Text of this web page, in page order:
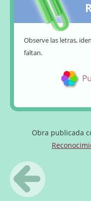
Observe las letras,
faltan.
Obra publicada
«
Anterior